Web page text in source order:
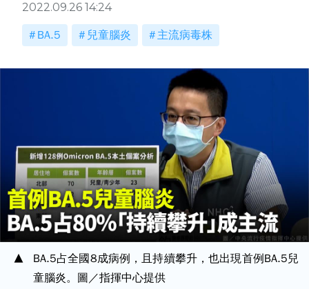
2022.09.26 14:24
BA.5 兒童腦炎 主流病毒株
BA.5占全國8成病例，且持續攀升，也出現首例BA.5兒
童腦炎。圖／指揮中心提供